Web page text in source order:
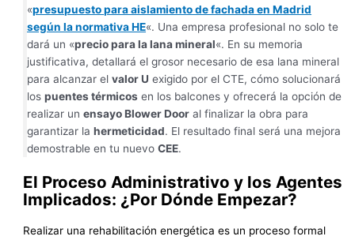
«presupuesto para aislamiento de fachada en Madrid
según la normativa HE«. Una empresa profesional no solo te
dará un «precio para la lana mineral«. En su memoria
justificativa, detallará el grosor necesario de esa lana mineral
para alcanzar elvalor U exigido por el CTE, cómo solucionará
lospuentes térmicos en los balcones y ofrecerá la opción de
realizar unensayo Blower Door al finalizar la obra para
garantizar lahermeticidad. El resultado final será una mejora
demostrable en tu nuevoCEE.
El Proceso Administrativo y los Agentes
Implicados: ¿Por Dónde Empezar?
Realizar una rehabilitación energética es un proceso formal